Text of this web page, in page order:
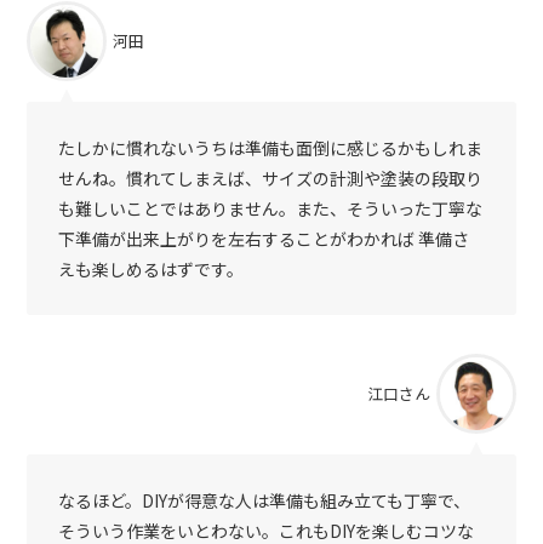
河田
たしかに慣れないうちは準備も面倒に感じるかもしれま
せんね。慣れてしまえば、サイズの計測や塗装の段取り
も難しいことではありません。また、そういった丁寧な
下準備が出来上がりを左右することがわかれば 準備さ
えも楽しめるはずです。
江口さん
なるほど。DIYが得意な人は準備も組み立ても丁寧で、
そういう作業をいとわない。これもDIYを楽しむコツな